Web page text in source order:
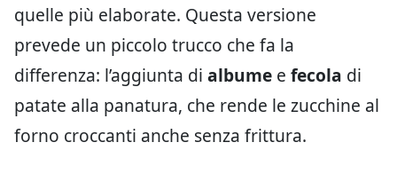
quelle più elaborate. Questa versione
prevede un piccolo trucco che fa la
differenza: l’aggiunta di albume e fecola di
patate alla panatura, che rende le zucchine al
forno croccanti anche senza frittura.